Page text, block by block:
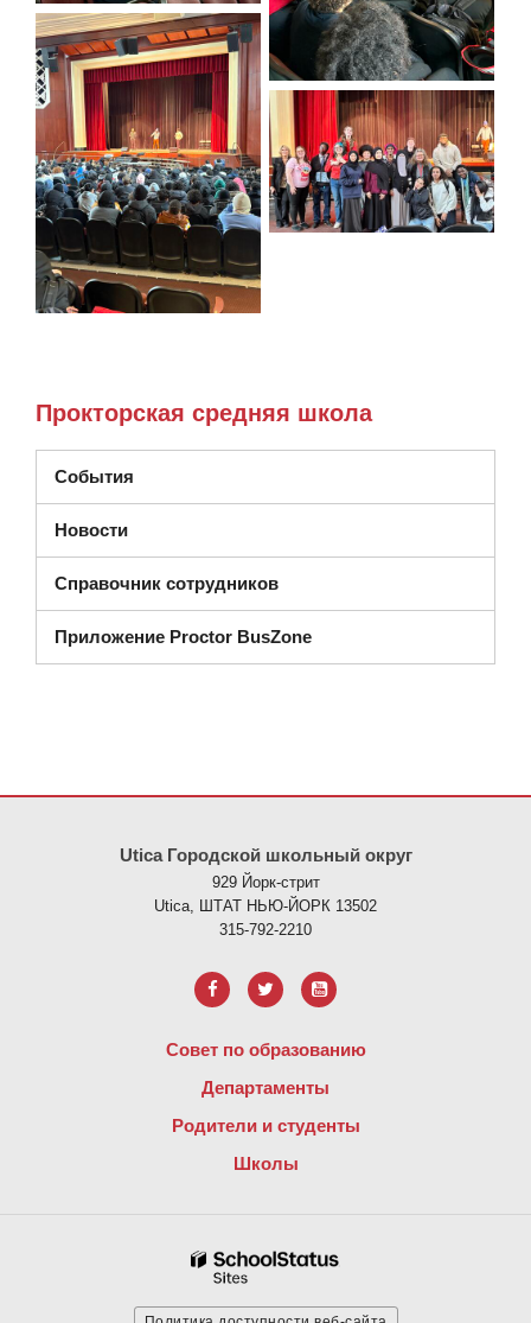
Прокторская средняя школа
События
Новости
Справочник сотрудников
Приложение Proctor BusZone
Utica Городской школьный округ
929 Йорк-стрит
Utica, ШТАТ НЬЮ-ЙОРК 13502
315-792-2210
Совет по образованию
Департаменты
Родители и студенты
Школы